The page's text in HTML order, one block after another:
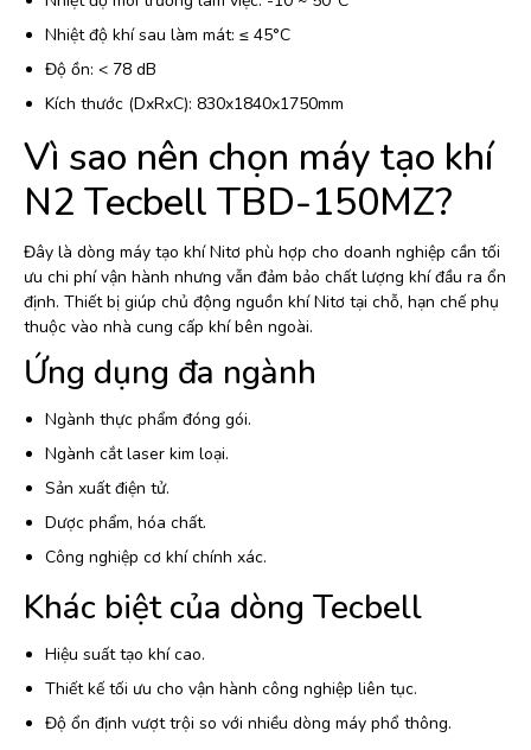
Nhiệt độ khí sau làm mát: ≤ 45°C
Độ ồn: < 78 dB
Kích thước (DxRxC): 830x1840x1750mm
Vì sao nên chọn máy tạo khí
N2 Tecbell TBD-150MZ?
Đây là dòng máy tạo khí Nitơ phù hợp cho doanh nghiệp cần tối
ưu chi phí vận hành nhưng vẫn đảm bảo chất lượng khí đầu ra ổn
định. Thiết bị giúp chủ động nguồn khí Nitơ tại chỗ, hạn chế phụ
thuộc vào nhà cung cấp khí bên ngoài.
Ứng dụng đa ngành
Ngành thực phẩm đóng gói.
Ngành cắt laser kim loại.
Sản xuất điện tử.
Dược phẩm, hóa chất.
Công nghiệp cơ khí chính xác.
Khác biệt của dòng Tecbell
Hiệu suất tạo khí cao.
Thiết kế tối ưu cho vận hành công nghiệp liên tục.
Độ ổn định vượt trội so với nhiều dòng máy phổ thông.